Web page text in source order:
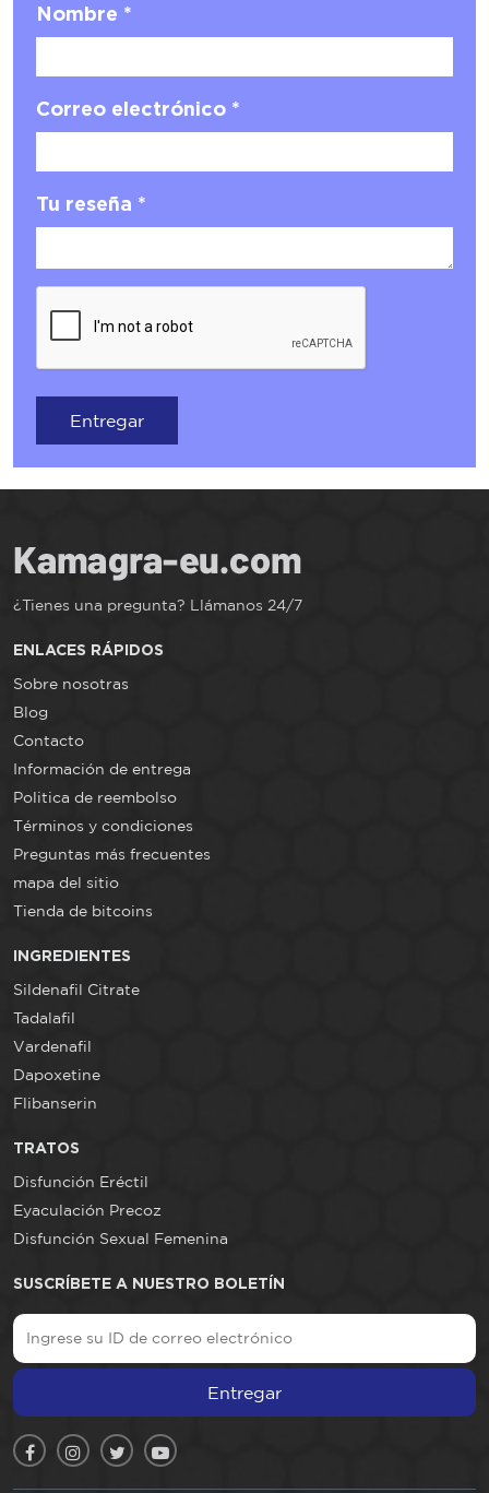
Nombre *
Correo electrónico *
Tu reseña *
Entregar
¿Tienes una pregunta? Llámanos 24/7
ENLACES RÁPIDOS
Sobre nosotras
Blog
Contacto
Información de entrega
Politica de reembolso
Términos y condiciones
Preguntas más frecuentes
mapa del sitio
Tienda de bitcoins
INGREDIENTES
Sildenafil Citrate
Tadalafil
Vardenafil
Dapoxetine
Flibanserin
TRATOS
Disfunción Eréctil
Eyaculación Precoz
Disfunción Sexual Femenina
SUSCRÍBETE A NUESTRO BOLETÍN
Entregar